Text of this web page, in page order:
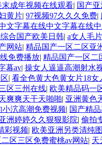
末成年视频在线观看| 国产
黄片| 97视频97久久久免费|
文字幕在线中文字幕在线
合国产欧美日韩| a女人毛
网站| 精品国产一区二区亚
免费播放| 精品国产一区二
幕av| 操女人逼逼高潮射水
| 看全色黄大色黄女片18女
区三州在线| 欧美精品码一
爽爽天干天啪啪| 亚洲黄色
小泬高潮免费视频| 国产精
洲婷婷久久狠狠影院| 偷拍
彩视频| 欧美亚洲另类清纯
区三区免费蜜桃av网站| 天